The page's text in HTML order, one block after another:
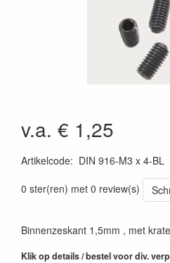
v.a. € 1,25
Artikelcode: DIN 916-M3 x 4-BL
0 ster(ren) met 0 review(s)
Binnenzeskant 1,5mm , met
Klik op details / bestel voor div.